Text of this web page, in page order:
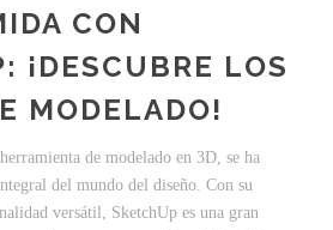
CON
¡DESCUBRE LOS
MODELADO!
de modelado en 3D, se ha
del mundo del diseño. Con su
versátil, SketchUp es una gran